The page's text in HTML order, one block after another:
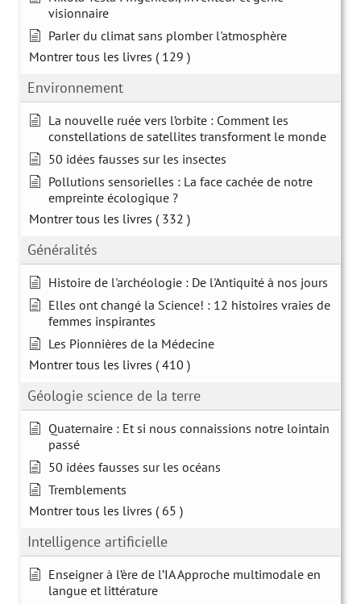
visionnaire
Parler du climat sans plomber l'atmosphère
Montrer tous les livres ( 129 )
Environnement
La nouvelle ruée vers l’orbite : Comment les
constellations de satellites transforment le monde
50 idées fausses sur les insectes
Pollutions sensorielles : La face cachée de notre
empreinte écologique ?
Montrer tous les livres ( 332 )
Généralités
Histoire de l'archéologie : De l'Antiquité à nos jours
Elles ont changé la Science! : 12 histoires vraies de
femmes inspirantes
Les Pionnières de la Médecine
Montrer tous les livres ( 410 )
Géologie science de la terre
Quaternaire : Et si nous connaissions notre lointain
passé
50 idées fausses sur les océans
Tremblements
Montrer tous les livres ( 65 )
Intelligence artificielle
Enseigner à l’ère de l’IA Approche multimodale en
langue et littérature